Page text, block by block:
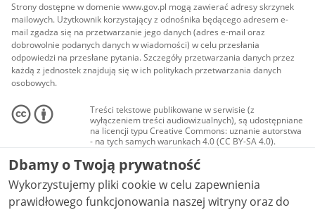
Strony dostępne w domenie www.gov.pl mogą zawierać adresy skrzynek
mailowych. Użytkownik korzystający z odnośnika będącego adresem e-
mail zgadza się na przetwarzanie jego danych (adres e-mail oraz
dobrowolnie podanych danych w wiadomości) w celu przesłania
odpowiedzi na przesłane pytania. Szczegóły przetwarzania danych przez
każdą z jednostek znajdują się w ich politykach przetwarzania danych
osobowych.
Treści tekstowe publikowane w serwisie (z
wyłączeniem treści audiowizualnych), są udostępniane
na licencji typu Creative Commons: uznanie autorstwa
- na tych samych warunkach 4.0 (CC BY-SA 4.0).
Materiały audiowizualne, w tym zdjęcia, materiały
audio i wideo, są udostępniane na licencji typu
Creative Commons: uznanie autorstwa użycie
niekomercyjne - bez utworów zależnych 4.0 (CC BY-
NC-ND 4.0), o ile nie jest to stwierdzone inaczej.
Dbamy o Twoją prywatność
Wykorzystujemy pliki cookie w celu zapewnienia
prawidłowego funkcjonowania naszej witryny oraz do